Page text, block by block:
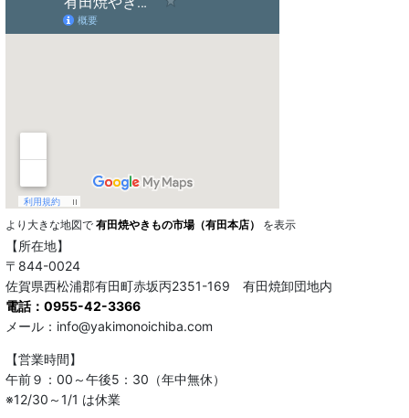
より大きな地図で 有田焼やきもの市場（有田本店） を表示
【所在地】
〒844-0024
佐賀県西松浦郡有田町赤坂丙2351-169 有田焼卸団地内
電話：0955-42-3366
メール：info@yakimonoichiba.com
【営業時間】
午前９：00～午後5：30（年中無休）
※12/30～1/1 は休業